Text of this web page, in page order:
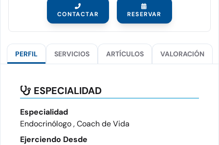
CONTACTAR RESERVAR
PERFIL SERVICIOS ARTÍCULOS VALORACIÓN
ESPECIALIDAD
Especialidad
Endocrinólogo , Coach de Vida
Ejerciendo Desde